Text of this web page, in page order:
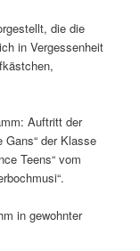
die die
in Vergessenheit
Auftritt der
Gans“ der Klasse
Teens“ vom
in gewohnter